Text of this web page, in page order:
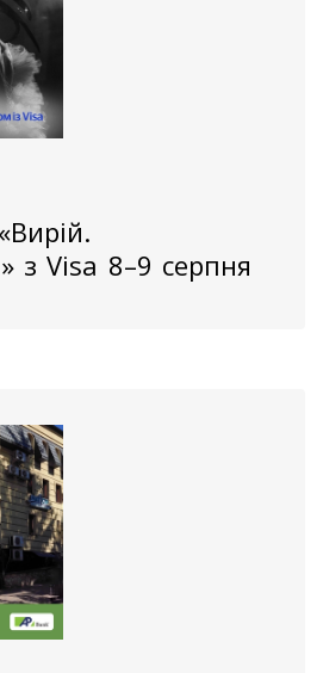
з Visa 8–9 серпня